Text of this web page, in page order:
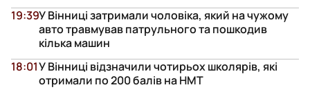
У Вінниці затримали чоловіка, який на чужому
авто травмував патрульного та пошкодив
кілька машин
19:39
У Вінниці відзначили чотирьох школярів, які
отримали по 200 балів на НМТ
18:01